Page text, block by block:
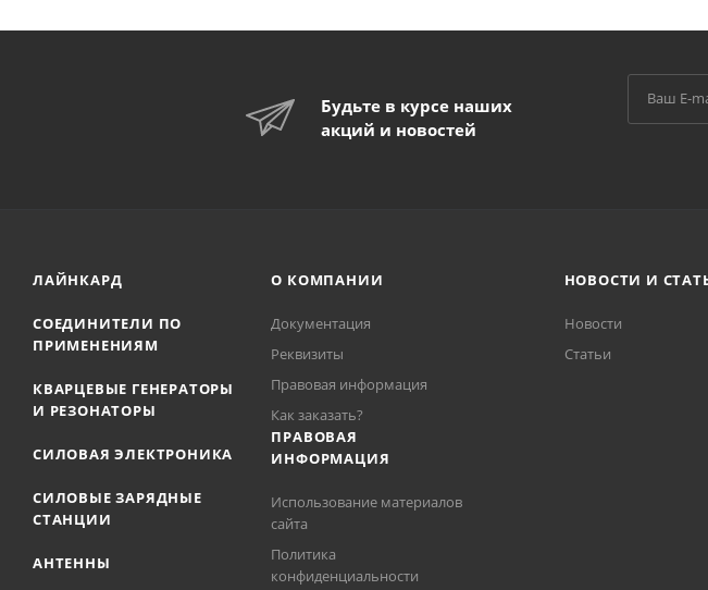
Будьте в курсе наших
акций и новостей
ЛАЙНКАРД
СОЕДИНИТЕЛИ ПО
ПРИМЕНЕНИЯМ
КВАРЦЕВЫЕ ГЕНЕРАТОРЫ
И РЕЗОНАТОРЫ
СИЛОВАЯ ЭЛЕКТРОНИКА
СИЛОВЫЕ ЗАРЯДНЫЕ
СТАНЦИИ
АНТЕННЫ
О КОМПАНИИ
Документация
Реквизиты
Правовая информация
Как заказать?
ПРАВОВАЯ
ИНФОРМАЦИЯ
Использование материалов
сайта
Политика
конфиденциальности
НОВОСТИ И
Новости
Статьи